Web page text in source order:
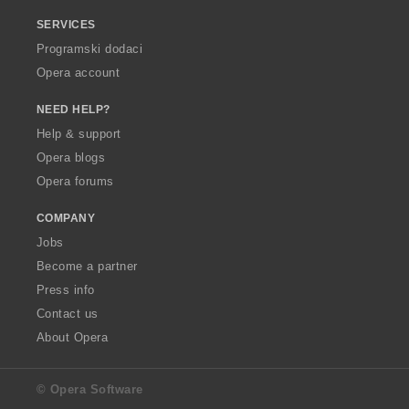
SERVICES
Programski dodaci
Opera account
NEED HELP?
Help & support
Opera blogs
Opera forums
COMPANY
Jobs
Become a partner
Press info
Contact us
About Opera
© Opera Software